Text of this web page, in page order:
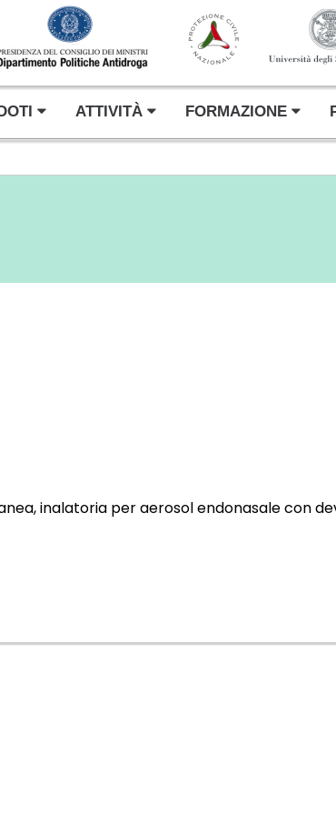
FORMAZIONE
ATTIVITÀ
inalatoria per aerosol endonasale con